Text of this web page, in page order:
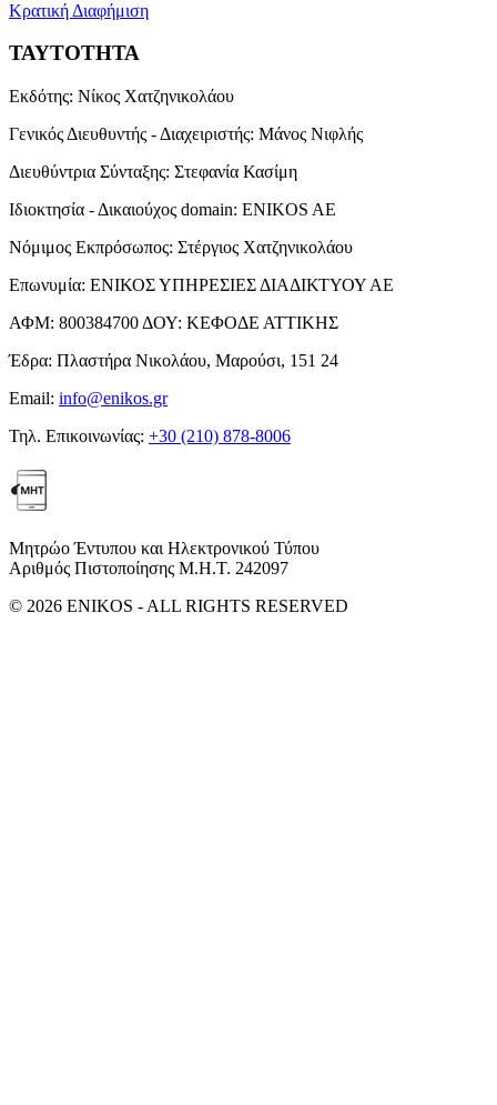
Κρατική Διαφήμιση
ΤΑΥΤΟΤΗΤΑ
Εκδότης: Νίκος Χατζηνικολάου
Γενικός Διευθυντής - Διαχειριστής: Μάνος Νιφλής
Διευθύντρια Σύνταξης: Στεφανία Κασίμη
Ιδιοκτησία - Δικαιούχος domain: ENIKOS AE
Νόμιμος Εκπρόσωπος: Στέργιος Χατζηνικολάου
Επωνυμία: ΕΝΙΚΟΣ ΥΠΗΡΕΣΙΕΣ ΔΙΑΔΙΚΤΥΟΥ ΑΕ
ΑΦΜ: 800384700 ΔΟΥ: ΚΕΦΟΔΕ ΑΤΤΙΚΗΣ
Έδρα: Πλαστήρα Νικολάου, Μαρούσι, 151 24
Email: info@enikos.gr
Τηλ. Επικοινωνίας: +30 (210) 878-8006
Μητρώο Έντυπου και Ηλεκτρονικού Τύπου
Αριθμός Πιστοποίησης Μ.Η.Τ. 242097
© 2026 ENIKOS - ALL RIGHTS RESERVED